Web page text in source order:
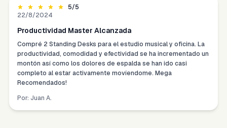
5/5
22/8/2024
Productividad Master Alcanzada
Compré 2 Standing Desks para el estudio musical y oficina. La
productividad, comodidad y efectividad se ha incrementado un
montón así como los dolores de espalda se han ido casi
completo al estar activamente movíendome. Mega
Recomendados!
Por: Juan A.